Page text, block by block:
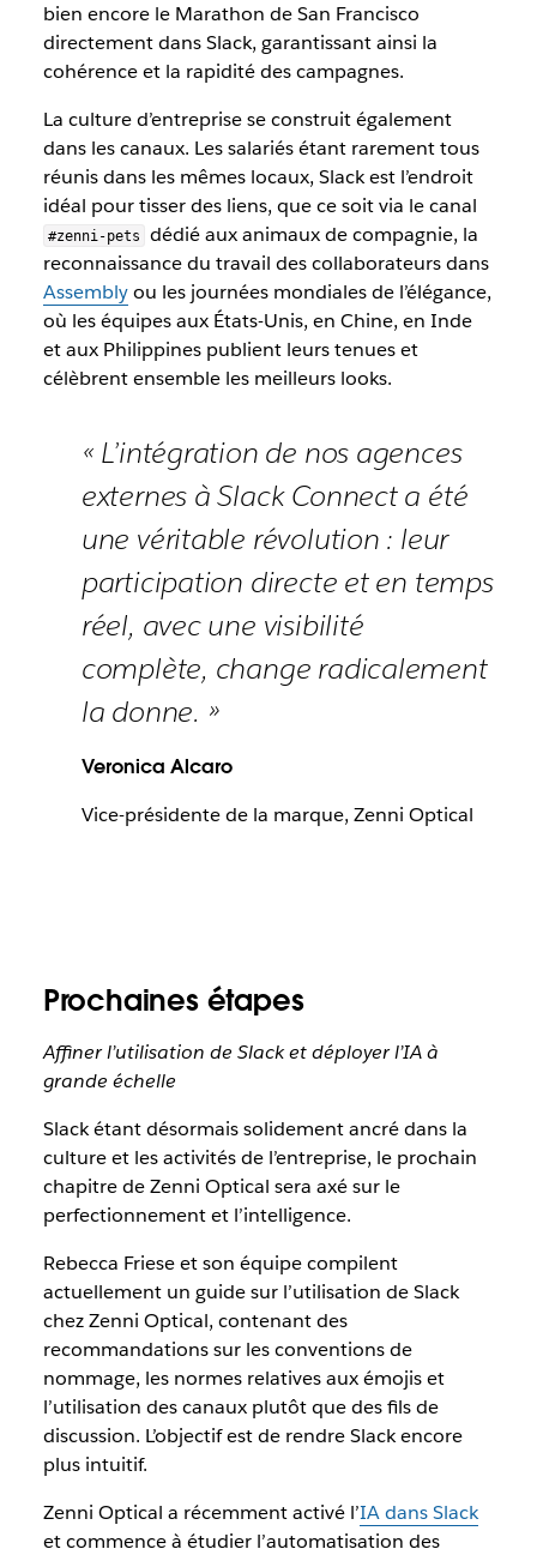
bien encore le Marathon de San Francisco
directement dans Slack, garantissant ainsi la
cohérence et la rapidité des campagnes.
La culture d’entreprise se construit également
dans les canaux. Les salariés étant rarement tous
réunis dans les mêmes locaux, Slack est l’endroit
idéal pour tisser des liens, que ce soit via le canal
#zenni-pets
dédié aux animaux de compagnie, la
reconnaissance du travail des collaborateurs dans
Assemblyou les journées mondiales de l’élégance,
où les équipes aux États-Unis, en Chine, en Inde
et aux Philippines publient leurs tenues et
célèbrent ensemble les meilleurs looks.
« L’intégration de nos agences
externes à Slack Connect a été
une véritable révolution : leur
participation directe et en temps
réel, avec une visibilité
complète, change radicalement
la donne. »
Veronica Alcaro
Vice-présidente de la marque, Zenni Optical
Prochaines étapes
Affiner l’utilisation de Slack et déployer l’IA à
grande échelle
Slack étant désormais solidement ancré dans la
culture et les activités de l’entreprise, le prochain
chapitre de Zenni Optical sera axé sur le
perfectionnement et l’intelligence.
Rebecca Friese et son équipe compilent
actuellement un guide sur l’utilisation de Slack
chez Zenni Optical, contenant des
recommandations sur les conventions de
nommage, les normes relatives aux émojis et
l’utilisation des canaux plutôt que des fils de
discussion. L’objectif est de rendre Slack encore
plus intuitif.
Zenni Optical a récemment activé l’IA dans Slack
et commence à étudier l’automatisation des